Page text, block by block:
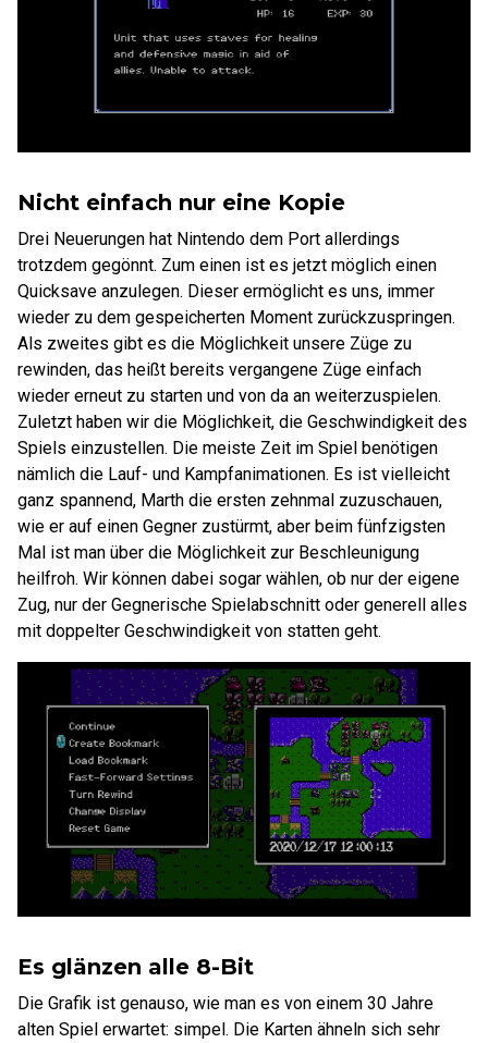
Nicht einfach nur eine Kopie
Drei Neuerungen hat Nintendo dem Port allerdings
trotzdem gegönnt. Zum einen ist es jetzt möglich einen
Quicksave anzulegen. Dieser ermöglicht es uns, immer
wieder zu dem gespeicherten Moment zurückzuspringen.
Als zweites gibt es die Möglichkeit unsere Züge zu
rewinden, das heißt bereits vergangene Züge einfach
wieder erneut zu starten und von da an weiterzuspielen.
Zuletzt haben wir die Möglichkeit, die Geschwindigkeit des
Spiels einzustellen. Die meiste Zeit im Spiel benötigen
nämlich die Lauf- und Kampfanimationen. Es ist vielleicht
ganz spannend, Marth die ersten zehnmal zuzuschauen,
wie er auf einen Gegner zustürmt, aber beim fünfzigsten
Mal ist man über die Möglichkeit zur Beschleunigung
heilfroh. Wir können dabei sogar wählen, ob nur der eigene
Zug, nur der Gegnerische Spielabschnitt oder generell alles
mit doppelter Geschwindigkeit von statten geht.
Es glänzen alle 8-Bit
Die Grafik ist genauso, wie man es von einem 30 Jahre
alten Spiel erwartet: simpel. Die Karten ähneln sich sehr